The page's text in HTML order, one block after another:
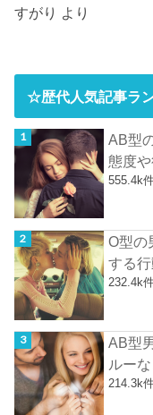
すがり より
☆歴代人気記事ラ
AB型
態度
555.4k
O型の
する
232.4k
AB型
ルー
214.3k